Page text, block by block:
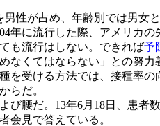
性が占め、年齢別では男女
年に流行した際、アメリカ
も流行はしない。できれば予
なくてはならない」との努
を受ける方法では、接種率
らだ。
腰だ。13年6月18日、患者
会見で答えている。